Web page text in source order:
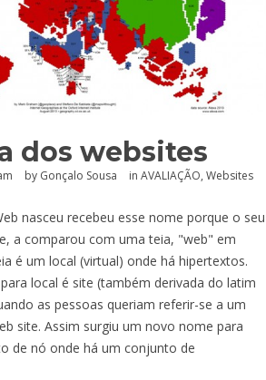
dos websites
by Gonçalo Sousa in AVALIAÇÃO, Websites
nasceu recebeu esse nome porque o seu
a comparou com uma teia, "web" em
é um local (virtual) onde há hipertextos.
local é site (também derivada do latim
as pessoas queriam referir-se a um
site. Assim surgiu um novo nome para
de nó onde há um conjunto de